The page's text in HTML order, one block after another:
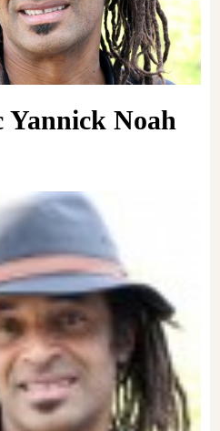
Yannick Noah